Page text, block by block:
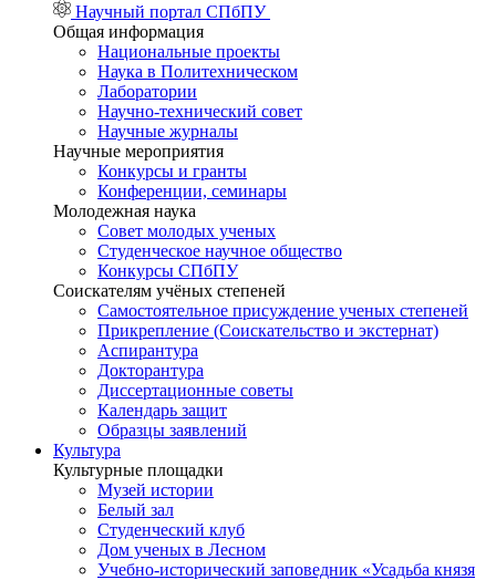
Научный портал СПбПУ
Общая информация
Национальные проекты
Наука в Политехническом
Лаборатории
Научно-технический совет
Научные журналы
Научные мероприятия
Конкурсы и гранты
Конференции, семинары
Молодежная наука
Совет молодых ученых
Студенческое научное общество
Конкурсы СПбПУ
Соискателям учёных степеней
Самостоятельное присуждение ученых степеней
Прикрепление (Соискательство и экстернат)
Аспирантура
Докторантура
Диссертационные советы
Календарь защит
Образцы заявлений
Культура
Культурные площадки
Музей истории
Белый зал
Студенческий клуб
Дом ученых в Лесном
Учебно-исторический заповедник «Усадьба князя